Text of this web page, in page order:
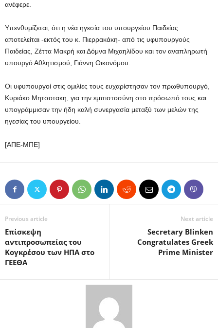
ανέφερε.
Υπενθυμίζεται, ότι η νέα ηγεσία του υπουργείου Παιδείας
αποτελείται -εκτός του κ. Πιερρακάκη- από τις υφυπουργούς
Παιδείας, Ζέττα Μακρή και Δόμνα Μιχαηλίδου και τον αναπληρωτή
υπουργό Αθλητισμού, Γιάννη Οικονόμου.
Οι υφυπουργοί στις ομιλίες τους ευχαρίστησαν τον πρωθυπουργό,
Κυριάκο Μητσοτακη, για την εμπιστοσύνη στο πρόσωπό τους και
υπογράμμισαν την ήδη καλή συνεργασία μεταξύ των μελών της
ηγεσίας του υπουργείου.
[ΑΠΕ-ΜΠΕ]
Previous article
Επίσκεψη
αντιπροσωπείας του
Κογκρέσου των ΗΠΑ στο
ΓΕΕΘΑ
Next article
Secretary Blinken
Congratulates Greek
Prime Minister